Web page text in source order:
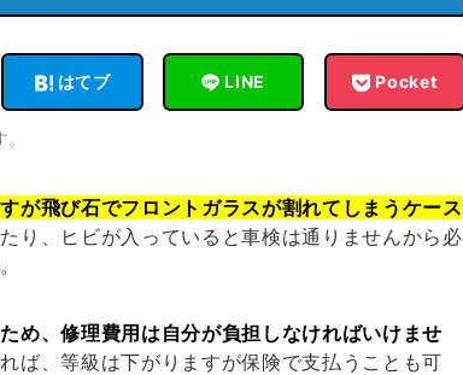
はてブ LINE Pocket
が飛び石でフロントガラスが割れてしまうケース
り、ヒビが入っていると車検は通りませんから必
め、修理費用は自分が負担しなければいけませ
ば、等級は下がりますが保険で支払うことも可